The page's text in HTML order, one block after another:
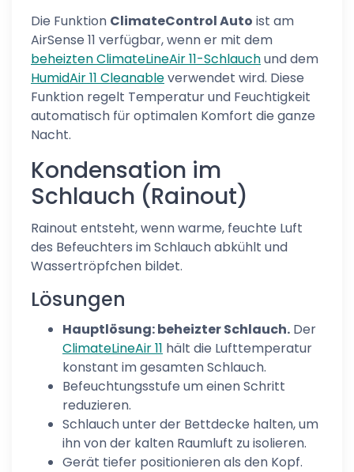
Die Funktion ClimateControl Auto ist am
AirSense 11 verfügbar, wenn er mit dem
beheizten ClimateLineAir 11-Schlauchund dem
HumidAir 11 Cleanableverwendet wird. Diese
Funktion regelt Temperatur und Feuchtigkeit
automatisch für optimalen Komfort die ganze
Nacht.
Kondensation im
Schlauch (Rainout)
Rainout entsteht, wenn warme, feuchte Luft
des Befeuchters im Schlauch abkühlt und
Wassertröpfchen bildet.
Lösungen
Hauptlösung: beheizter Schlauch. Der
ClimateLineAir 11 hält die Lufttemperatur
konstant im gesamten Schlauch.
Befeuchtungsstufe um einen Schritt
reduzieren.
Schlauch unter der Bettdecke halten, um
ihn von der kalten Raumluft zu isolieren.
Gerät tiefer positionieren als den Kopf.